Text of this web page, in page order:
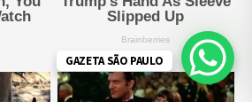
GAZETA SÃO PAULO